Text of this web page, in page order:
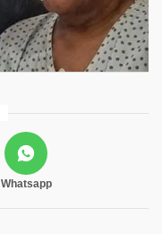
Whatsapp